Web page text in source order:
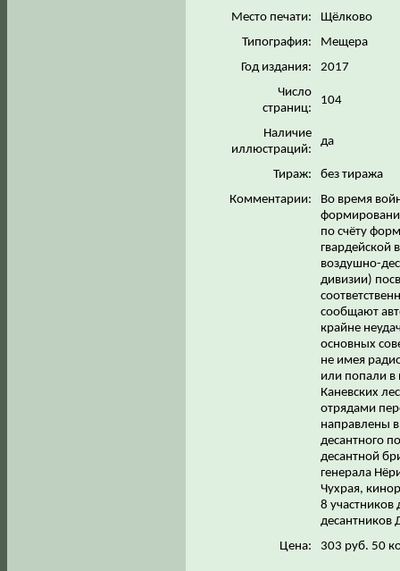
Место печати:
Щёлково
Типография:
Мещера
Год издания:
2017
Число
страниц:
104
Наличие
иллюстраций:
да
Тираж:
без тиража
Комментарии:
Во время
по счёту
гвардейской
воздушно-
дивизии)
сообщают
крайне
основных
не имея
или попали в
Каневских
отрядами
направлены
десантного
десантной
генерала
Чухрая,
8 участников
десантников
Цена:
303 руб. 50